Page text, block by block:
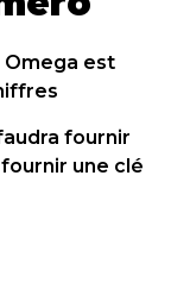
Omega est
fournir
une clé